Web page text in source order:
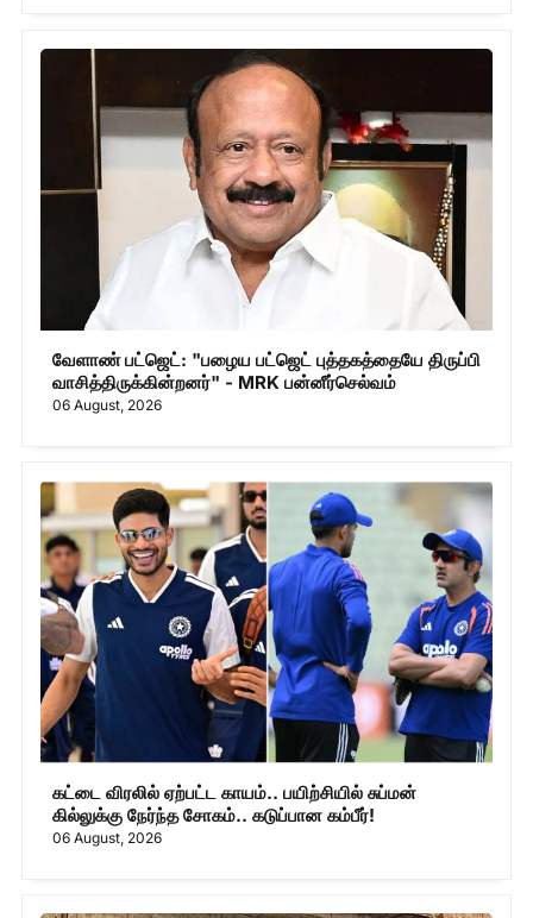
வேளாண் பட்ஜெட்: "பழைய பட்ஜெட் புத்தகத்தையே திருப்பி
வாசித்திருக்கின்றனர்" - MRK பன்னீர்செல்வம்
06 August, 2026
கட்டை விரலில் ஏற்பட்ட காயம்.. பயிற்சியில் சுப்மன்
கில்லுக்கு நேர்ந்த சோகம்.. கடுப்பான கம்பீர்!
06 August, 2026